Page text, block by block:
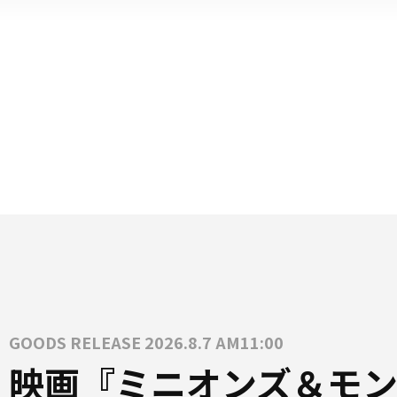
GOODS RELEASE 2026.8.7 AM11:00
映画『ミニオンズ＆モン